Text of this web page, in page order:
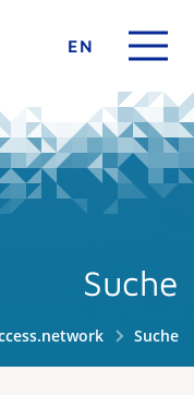
EN
Suche
Suche